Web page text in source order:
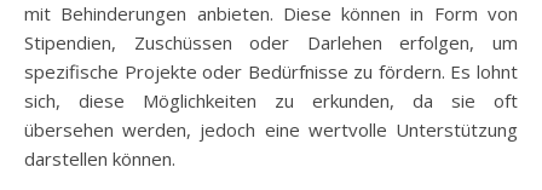
mit Behinderungen anbieten. Diese können in Form von
Stipendien, Zuschüssen oder Darlehen erfolgen, um
spezifische Projekte oder Bedürfnisse zu fördern. Es lohnt
sich, diese Möglichkeiten zu erkunden, da sie oft
übersehen werden, jedoch eine wertvolle Unterstützung
darstellen können.